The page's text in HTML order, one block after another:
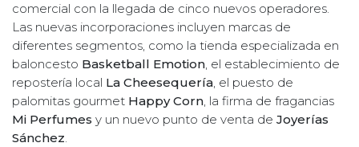
comercial con la llegada de cinco nuevos operadores.
Las nuevas incorporaciones incluyen marcas de
diferentes segmentos, como la tienda especializada en
baloncesto Basketball Emotion, el establecimiento de
repostería local La Cheesequería, el puesto de
palomitas gourmet Happy Corn, la firma de fragancias
Mi Perfumes y un nuevo punto de venta de Joyerías
Sánchez.